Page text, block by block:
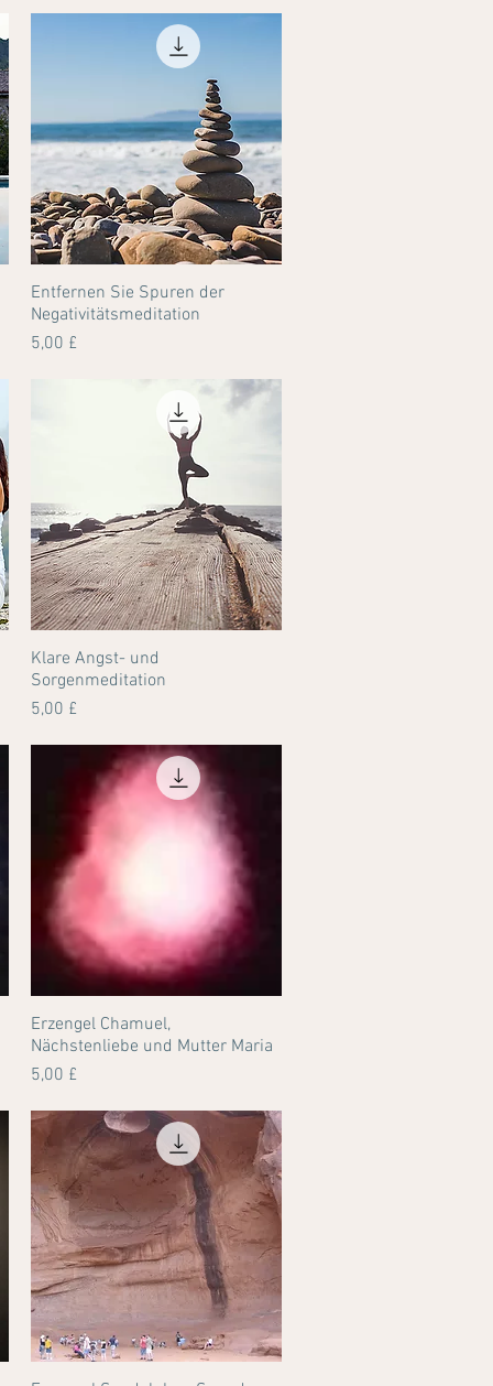
Schnellansicht
Entfernen Sie Spuren der
Negativitätsmeditation
Preis
5,00 £
Schnellansicht
Klare Angst- und
Sorgenmeditation
Preis
5,00 £
Schnellansicht
Erzengel Chamuel,
Nächstenliebe und Mutter Maria
Preis
5,00 £